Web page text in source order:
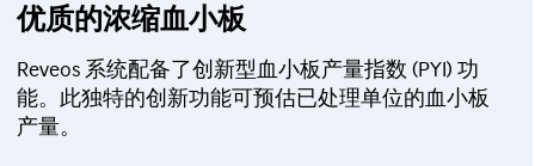
优质的浓缩血小板
Reveos 系统配备了创新型血小板产量指数 (PYI) 功
能。此独特的创新功能可预估已处理单位的血小板
产量。